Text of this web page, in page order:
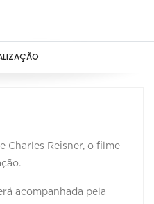
Charles Reisner, o filme
acompanhada pela